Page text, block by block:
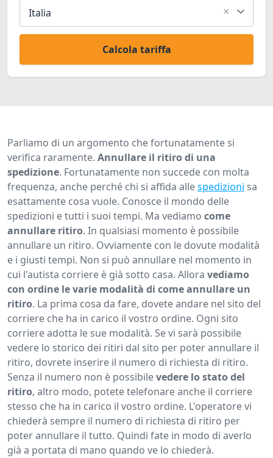
Italia ×
Calcola tariffa
Parliamo di un argomento che fortunatamente si
verifica raramente. Annullare il ritiro di una
spedizione. Fortunatamente non succede con molta
frequenza, anche perché chi si affida allespedizioni sa
esattamente cosa vuole. Conosce il mondo delle
spedizioni e tutti i suoi tempi. Ma vediamo come
annullare ritiro. In qualsiasi momento è possibile
annullare un ritiro. Ovviamente con le dovute modalità
e i giusti tempi. Non si può annullare nel momento in
cui l'autista corriere è già sotto casa. Allora vediamo
con ordine le varie modalità di come annullare un
ritiro. La prima cosa da fare, dovete andare nel sito del
corriere che ha in carico il vostro ordine. Ogni sito
corriere adotta le sue modalità. Se vi sarà possibile
vedere lo storico dei ritiri dal sito per poter annullare il
ritiro, dovrete inserire il numero di richiesta di ritiro.
Senza il numero non è possibilevedere lo stato del
ritiro, altro modo, potete telefonare anche il corriere
stesso che ha in carico il vostro ordine. L'operatore vi
chiederà sempre il numero di richiesta di ritiro per
poter annullare il tutto. Quindi fate in modo di averlo
già a portata di mano quando ve lo chiederà.